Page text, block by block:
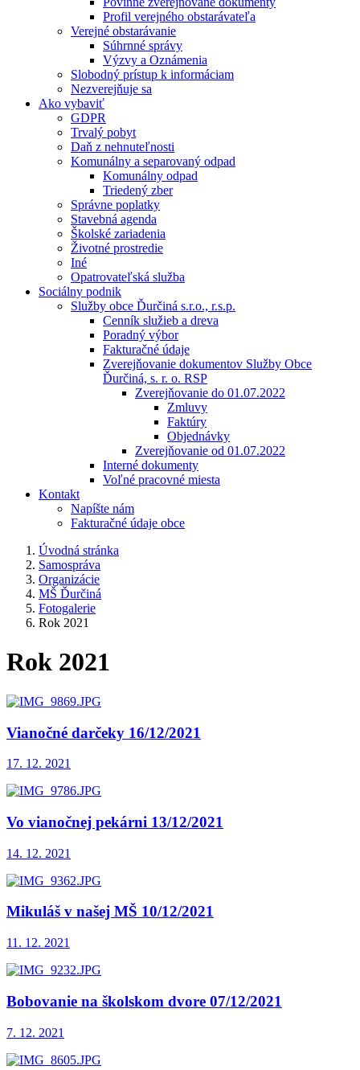
Profil verejného obstarávateľa
Verejné obstarávanie
Súhrnné správy
Výzvy a Oznámenia
Slobodný prístup k informáciam
Nezverejňuje sa
Ako vybaviť
GDPR
Trvalý pobyt
Daň z nehnuteľnosti
Komunálny a separovaný odpad
Komunálny odpad
Triedený zber
Správne poplatky
Stavebná agenda
Školské zariadenia
Životné prostredie
Iné
Opatrovateľská služba
Sociálny podnik
Služby obce Ďurčiná s.r.o., r.s.p.
Cenník služieb a dreva
Poradný výbor
Fakturačné údaje
Zverejňovanie dokumentov Služby Obce
Ďurčiná, s. r. o. RSP
Zverejňovanie do 01.07.2022
Zmluvy
Faktúry
Objednávky
Zverejňovanie od 01.07.2022
Interné dokumenty
Voľné pracovné miesta
Kontakt
Napíšte nám
Fakturačné údaje obce
Úvodná stránka
Samospráva
Organizácie
MŠ Ďurčiná
Fotogalerie
Rok 2021
Rok 2021
Vianočné darčeky 16/12/2021
17. 12. 2021
Vo vianočnej pekárni 13/12/2021
14. 12. 2021
Mikuláš v našej MŠ 10/12/2021
11. 12. 2021
Bobovanie na školskom dvore 07/12/2021
7. 12. 2021